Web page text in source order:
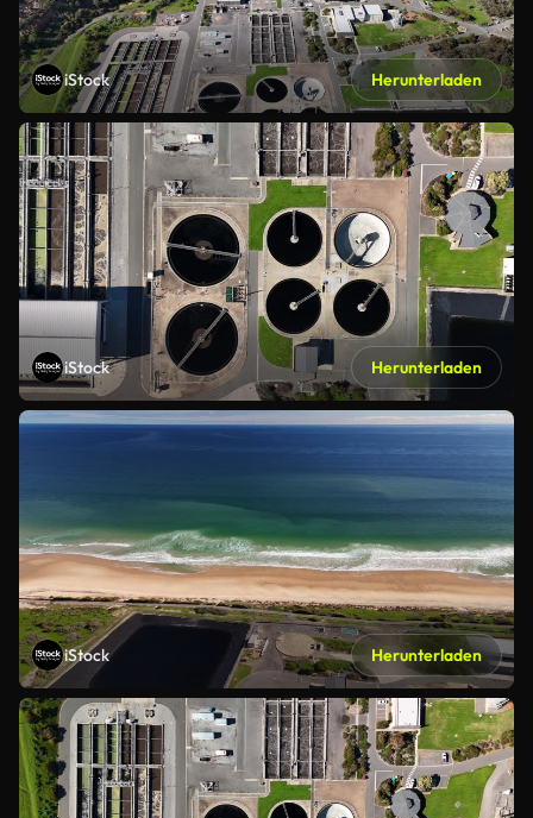
iStock Herunterladen
iStock Herunterladen
iStock Herunterladen